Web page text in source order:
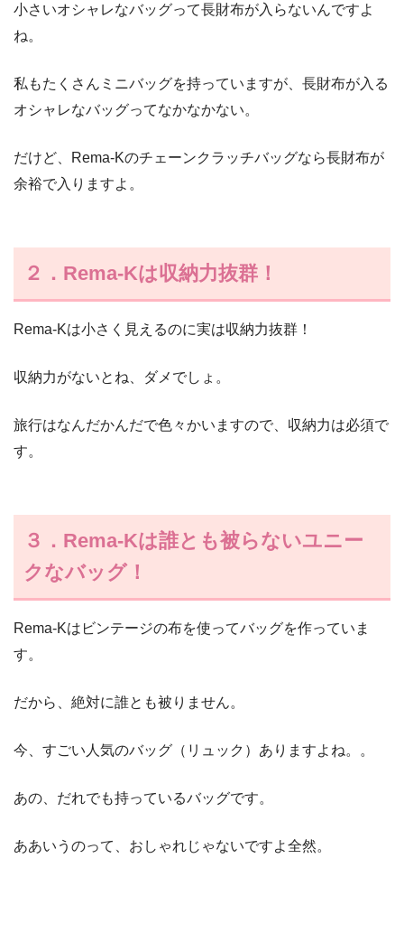
小さいオシャレなバッグって長財布が入らないんですよ
ね。
私もたくさんミニバッグを持っていますが、長財布が入る
オシャレなバッグってなかなかない。
だけど、Rema-Kのチェーンクラッチバッグなら長財布が
余裕で入りますよ。
２．Rema-Kは収納力抜群！
Rema-Kは小さく見えるのに実は収納力抜群！
収納力がないとね、ダメでしょ。
旅行はなんだかんだで色々かいますので、収納力は必須で
す。
３．Rema-Kは誰とも被らないユニー
クなバッグ！
Rema-Kはビンテージの布を使ってバッグを作っていま
す。
だから、絶対に誰とも被りません。
今、すごい人気のバッグ（リュック）ありますよね。。
あの、だれでも持っているバッグです。
ああいうのって、おしゃれじゃないですよ全然。